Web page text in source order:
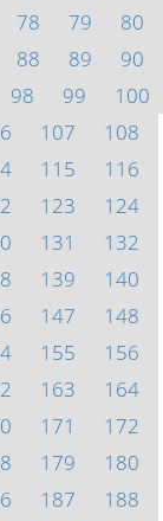
78 79
80
88 89
90
98 99
100
107
108
115
116
123
124
131
132
139
140
147
148
155
156
163
164
171
172
179
180
187
188